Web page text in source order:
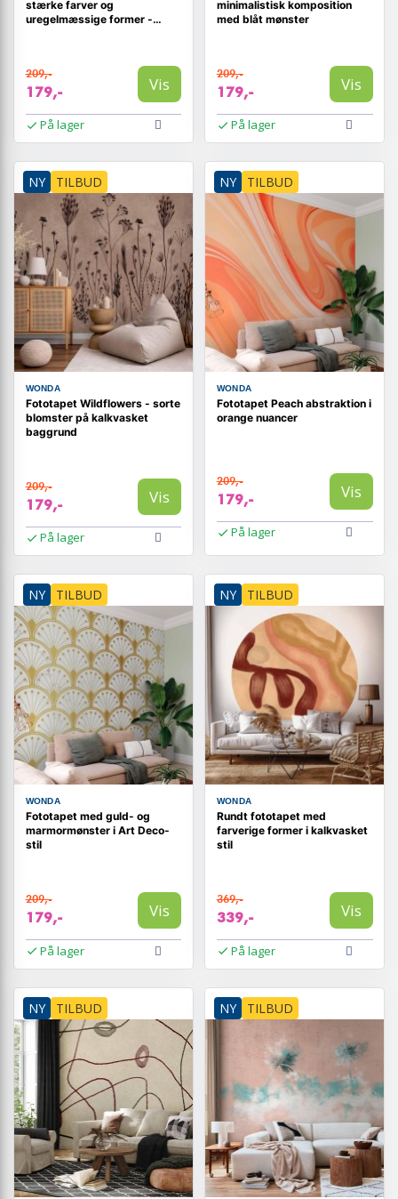
stærke farver og
uregelmæssige former -
209,-
179,- Vis
På lager
minimalistisk komposition
med blåt mønster
209,-
179,- Vis
På lager
NY TILBUD
WONDA
Fototapet Wildflowers - sorte
blomster på kalkvasket
baggrund
209,-
179,- Vis
På lager
NY TILBUD
WONDA
Fototapet Peach abstraktion i
orange nuancer
209,-
179,- Vis
På lager
NY TILBUD
WONDA
Fototapet med guld- og
marmormønster i Art Deco-
stil
209,-
179,- Vis
På lager
NY TILBUD
WONDA
Rundt fototapet med
farverige former i kalkvasket
stil
369,-
339,- Vis
På lager
NY TILBUD NY TILBUD